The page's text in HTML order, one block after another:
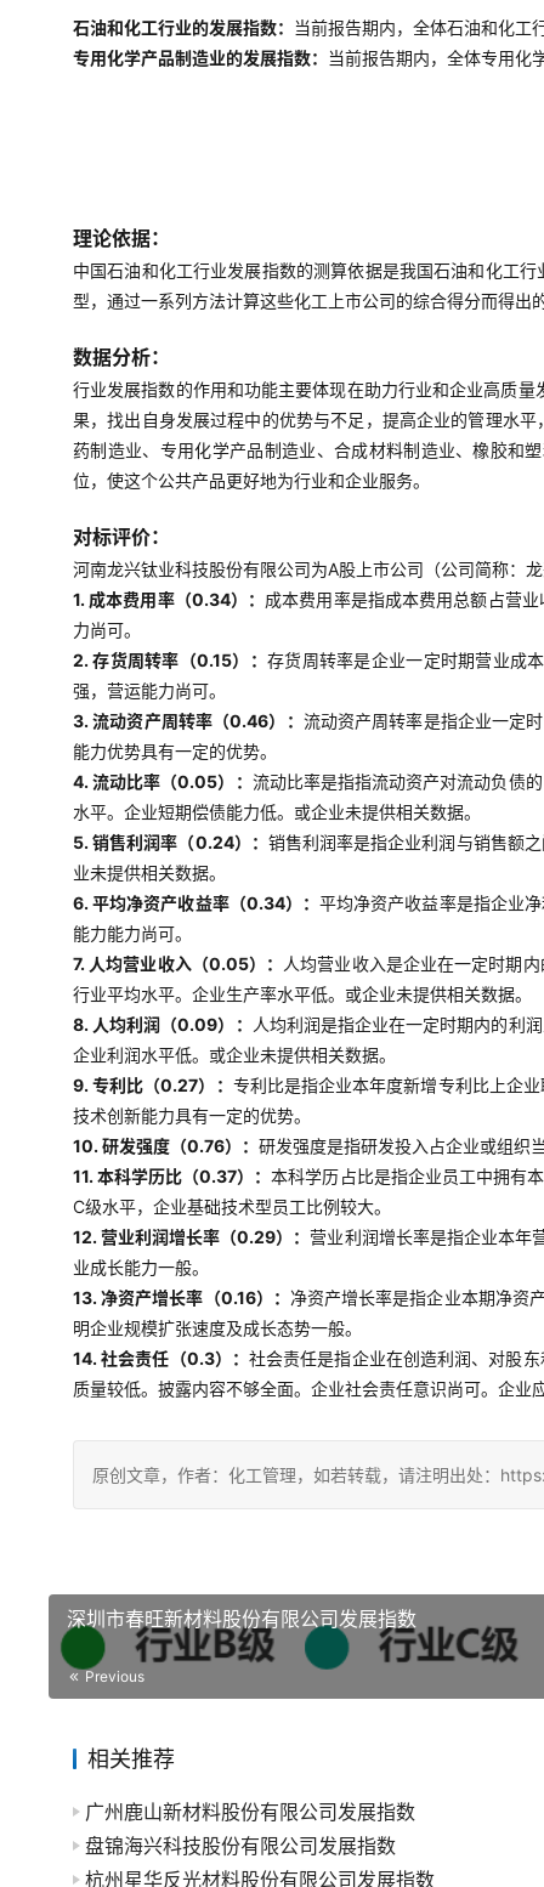
石油和化工行业的发展指数： 当前报告期内，全体石油和化工
专用化学产品制造业的发展指数： 当前报告期内，全体专用化
理论依据：
中国石油和化工行业发展指数的测算依据是我国石油和化工
型，通过一系列方法计算这些化工上市公司的综合得分而得
数据分析：
行业发展指数的作用和功能主要体现在助力行业和企业高质
果，找出自身发展过程中的优势与不足，提高企业的管理水
药制造业、专用化学产品制造业、合成材料制造业、橡胶和
位，使这个公共产品更好地为行业和企业服务。
对标评价：
河南龙兴钛业科技股份有限公司为A股上市公司（公司简称：
1. 成本费用率（0.34）： 成本费用率是指成本费用总额占营
力尚可。
2. 存货周转率（0.15）： 存货周转率是企业一定时期营业成
强，营运能力尚可。
3. 流动资产周转率（0.46）： 流动资产周转率是指企业一定
能力优势具有一定的优势。
4. 流动比率（0.05）： 流动比率是指指流动资产对流动负债
水平。企业短期偿债能力低。或企业未提供相关数据。
5. 销售利润率（0.24）： 销售利润率是指企业利润与销售额
业未提供相关数据。
6. 平均净资产收益率（0.34）： 平均净资产收益率是指企业
能力能力尚可。
7. 人均营业收入（0.05）：
人均营业收入是企业在一定时期
行业平均水平。企业生产率水平低。或企业未提供相关数据。
8. 人均利润（0.09）：
人均利润是指企业在一定时期内的利
企业利润水平低。或企业未提供相关数据。
9. 专利比（0.27）： 专利比是指企业本年度新增专利比上企
技术创新能力具有一定的优势。
10. 研发强度（0.76）： 研发强度是指研发投入占企业或组织
11. 本科学历比（0.37）：本科学历占比是指企业员工中拥有
C级水平，企业基础技术型员工比例较大。
12. 营业利润增长率（0.29）：营业利润增长率是指企业本年
业成长能力一般。
13. 净资产增长率（0.16）： 净资产增长率是指企业本期净资
明企业规模扩张速度及成长态势一般。
14. 社会责任（0.3）： 社会责任是指企业在创造利润、对股
质量较低。披露内容不够全面。企业社会责任意识尚可。企
原创文章，作者：化工管理，如若转载，请注明出处：
深圳市春旺新材料股份有限公司发展指数
Previous
相关推荐
广州鹿山新材料股份有限公司发展指数
盘锦海兴科技股份有限公司发展指数
杭州星华反光材料股份有限公司发展指数